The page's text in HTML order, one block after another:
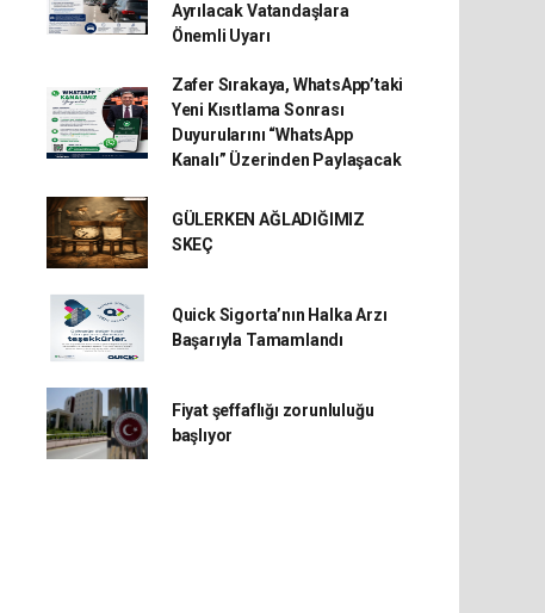
Ayrılacak Vatandaşlara
Önemli Uyarı
Zafer Sırakaya, WhatsApp’taki
Yeni Kısıtlama Sonrası
Duyurularını “WhatsApp
Kanalı” Üzerinden Paylaşacak
GÜLERKEN AĞLADIĞIMIZ
SKEÇ
Quick Sigorta’nın Halka Arzı
Başarıyla Tamamlandı
Fiyat şeffaflığı zorunluluğu
başlıyor